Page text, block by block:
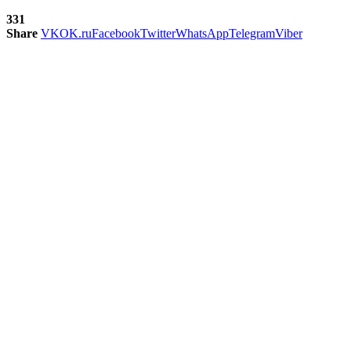
331
Share VKOK.ruFacebookTwitterWhatsAppTelegramViber